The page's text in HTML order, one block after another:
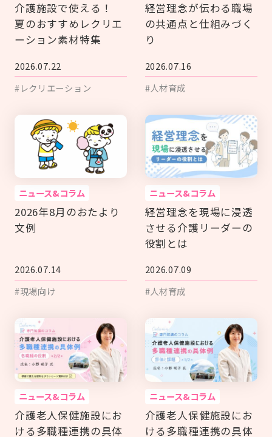
介護施設で使える！
夏のおすすめレクリエ
ーション素材特集
2026.07.22
#レクリエーション
経営理念が伝わる職場
の共通点と仕組みづく
り
2026.07.16
#人材育成
ニュース&コラム
2026年8月のおたより
文例
2026.07.14
#現場向け
ニュース&コラム
経営理念を現場に浸透
させる介護リーダーの
役割とは
2026.07.09
#人材育成
ニュース&コラム
介護老人保健施設にお
ける多職種連携の具体
ニュース&コラム
介護老人保健施設にお
ける多職種連携の具体